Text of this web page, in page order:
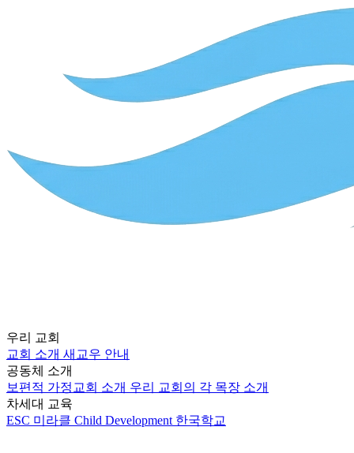
우리 교회
교회 소개 새교우 안내
공동체 소개
보편적 가정교회 소개 우리 교회의 각 목장 소개
차세대 교육
ESC 미라클 Child Development 한국학교